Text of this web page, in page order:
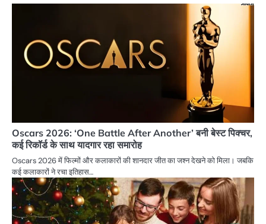
Oscars 2026: ‘One Battle After Another’ बनी बेस्ट पिक्चर,
कई रिकॉर्ड के साथ यादगार रहा समारोह
Oscars 2026 में फिल्मों और कलाकारों की शानदार जीत का जश्न देखने को मिला। जबकि
कई कलाकारों ने रचा इतिहास…